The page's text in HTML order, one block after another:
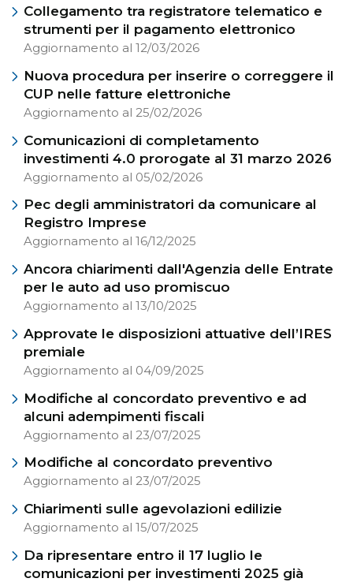
Collegamento tra registratore telematico e
strumenti per il pagamento elettronico
Aggiornamento al 12/03/2026
Nuova procedura per inserire o correggere il
CUP nelle fatture elettroniche
Aggiornamento al 25/02/2026
Comunicazioni di completamento
investimenti 4.0 prorogate al 31 marzo 2026
Aggiornamento al 05/02/2026
Pec degli amministratori da comunicare al
Registro Imprese
Aggiornamento al 16/12/2025
Ancora chiarimenti dall'Agenzia delle Entrate
per le auto ad uso promiscuo
Aggiornamento al 13/10/2025
Approvate le disposizioni attuative dell’IRES
premiale
Aggiornamento al 04/09/2025
Modifiche al concordato preventivo e ad
alcuni adempimenti fiscali
Aggiornamento al 23/07/2025
Modifiche al concordato preventivo
Aggiornamento al 23/07/2025
Chiarimenti sulle agevolazioni edilizie
Aggiornamento al 15/07/2025
Da ripresentare entro il 17 luglio le
comunicazioni per investimenti 2025 già